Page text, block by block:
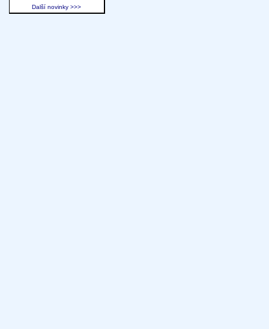
Další novinky >>>